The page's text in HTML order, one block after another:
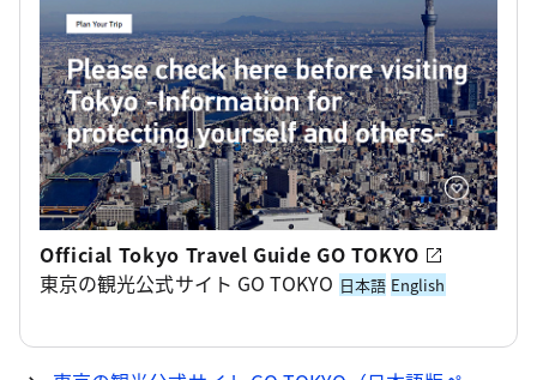
Official Tokyo Travel Guide GO TOKYO
東京の観光公式サイト GO TOKYO 日本語 English